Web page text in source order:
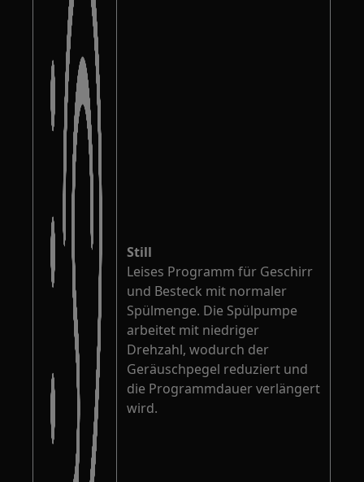
Still
Leises Programm für Geschirr
und Besteck mit normaler
Spülmenge. Die Spülpumpe
arbeitet mit niedriger
Drehzahl, wodurch der
Geräuschpegel reduziert und
die Programmdauer verlängert
wird.